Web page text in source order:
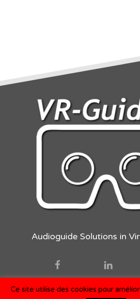
Audioguide Solutions in
Ce site utilise des cookies pour